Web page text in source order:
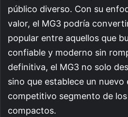
público diverso. Con su
valor, el MG3 podría
popular entre aquellos que
confiable y moderno sin
definitiva, el MG3 no solo
sino que establece un nuevo
competitivo segmento de
compactos.